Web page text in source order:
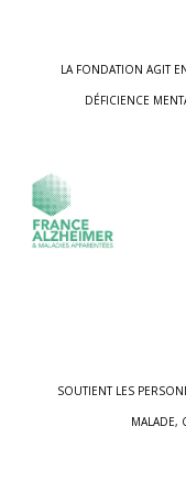
LA FONDATION AGIT
DÉFICIENCE
SOUTIENT LES
MALADE,